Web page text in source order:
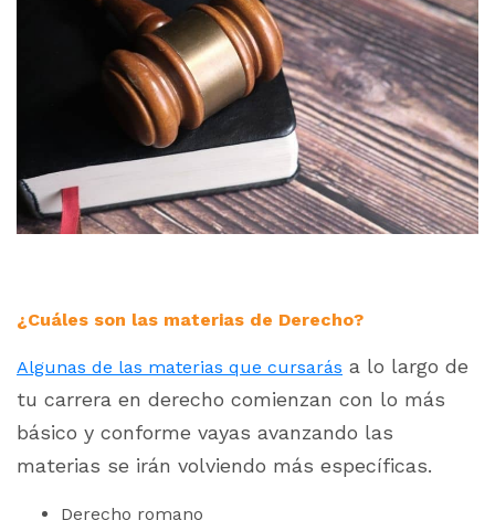
¿Cuáles son las materias de Derecho?
Algunas de las materias que cursarás a lo largo de
tu carrera en derecho comienzan con lo más
básico y conforme vayas avanzando las
materias se irán volviendo más específicas.
Derecho romano